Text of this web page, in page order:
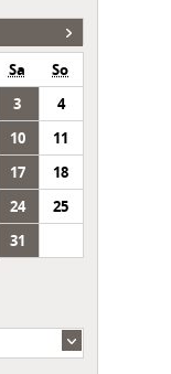
Sa
So
3
4
10
11
17
18
24
25
31